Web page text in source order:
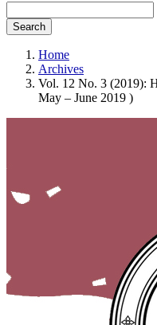
Search
Home
Archives
Vol. 12 No. 3 (2019):
May – June 2019 )